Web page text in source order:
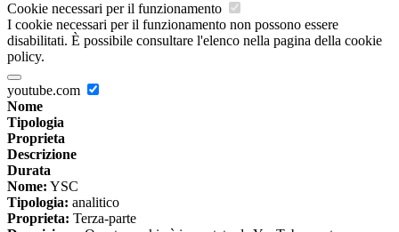
Cookie necessari per il funzionamento
I cookie necessari per il funzionamento non possono essere
disabilitati. È possibile consultare l'elenco nella pagina della cookie
policy.
youtube.com
Nome
Tipologia
Proprieta
Descrizione
Durata
Nome: YSC
Tipologia: analitico
Proprieta: Terza-parte